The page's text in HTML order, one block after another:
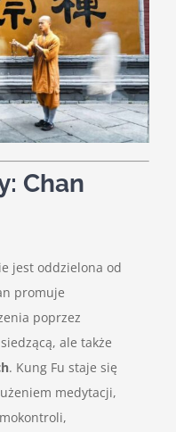
Chan
jest oddzielona od
promuje
poprzez
ale także
. Kung Fu staje się
medytacji,